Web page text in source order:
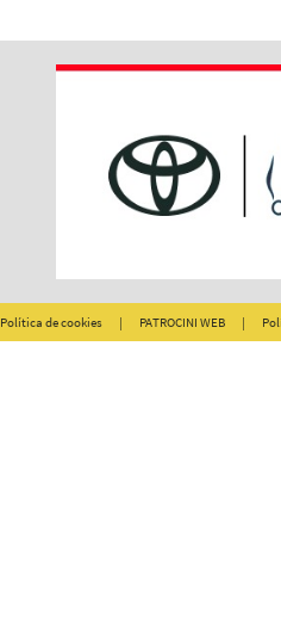
Política de cookies | PATROCINI WEB |